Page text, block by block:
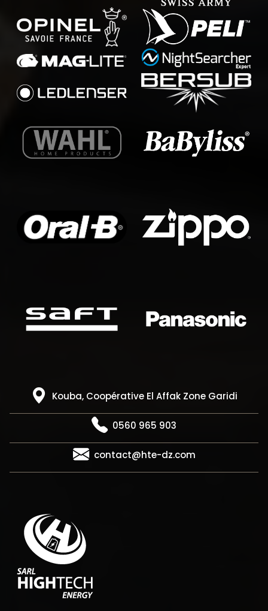
Kouba, Coopérative El Affak Zone Garidi
0560 965 903
contact@hte-dz.com